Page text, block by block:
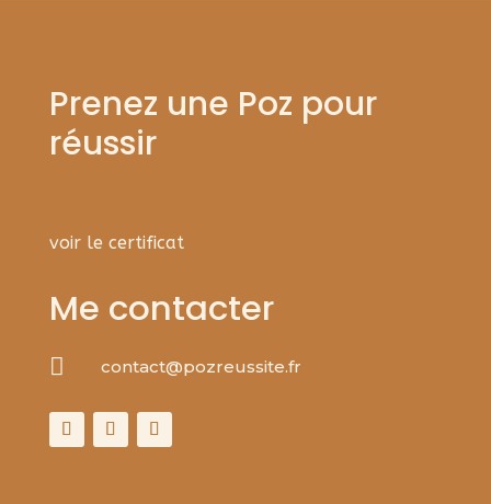
Prenez une Poz pour
réussir
voir le certificat
Me contacter
 contact@pozreussite.fr